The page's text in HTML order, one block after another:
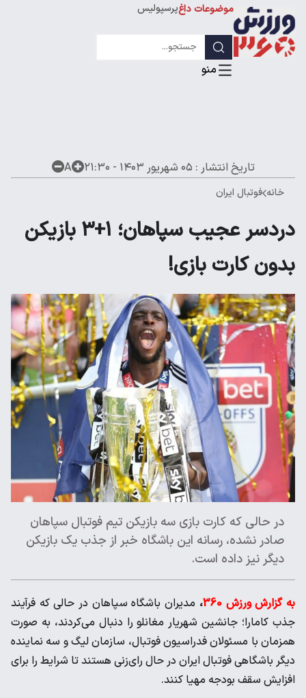
موضوعات داغپرسپولیس
لیگ قهرمانان
تاریخ انتشار : ۰۵ شهریور ۱۴۰۳ - ۲۱:۳۰ A
خانه فوتبال ایران
دردسر عجیب سپاهان؛ ۱+۳ بازیکن
بدون کارت بازی!
در حالی که کارت بازی سه بازیکن تیم فوتبال سپاهان
صادر نشده، رسانه این باشگاه خبر از جذب یک بازیکن
دیگر نیز داده است.
به گزارش ورزش 360 ، مدیران باشگاه سپاهان در حالی که فرآیند
جذب کامارا؛ جانشین شهریار مغانلو را دنبال می‌کردند، به صورت
همزمان با مسئولان فدراسیون فوتبال، سازمان لیگ و سه نماینده
دیگر باشگاهی فوتبال ایران در حال رای‌زنی هستند تا شرایط را برای
افزایش سقف بودجه مهیا کنند.